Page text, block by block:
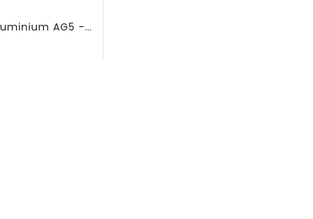
Fil MIG Aluminium AG5 - ER 5356 - Dia 1,2 Mm - FSL83